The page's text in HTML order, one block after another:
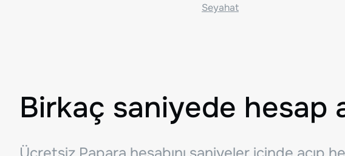
Seyahat
Birkaç saniyede hesap